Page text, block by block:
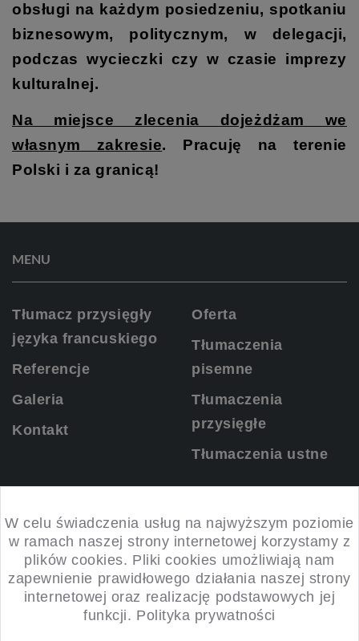
W celu świadczenia usług na najwyższym poziomie
w ramach naszej strony internetowej korzystamy z
plików cookies. Pliki cookies umożliwiają nam
zapewnienie prawidłowego działania naszej strony
internetowej oraz realizację podstawowych jej
funkcji. Polityka prywatności
obsługi na każdym posiedzeniu, spotkaniu
biznesowym, politycznym, w delegacji,
podczas wycieczki czy w czasie imprezy
kulturalnej.
Na miejsce zlecenia dojeżdżam we
własnym zakresie. Pracuję na terenie
Polski i za granicą!
MENU
Tłumacz przysięgły
języka francuskiego
Referencje
Galeria
Kontakt
Oferta
Tłumaczenia
pisemne
Tłumaczenia
przysięgłe
Tłumaczenia ustne
KONTAKT
ul. Słotwiny 4, 32-091 Sieborowice
516 123 095